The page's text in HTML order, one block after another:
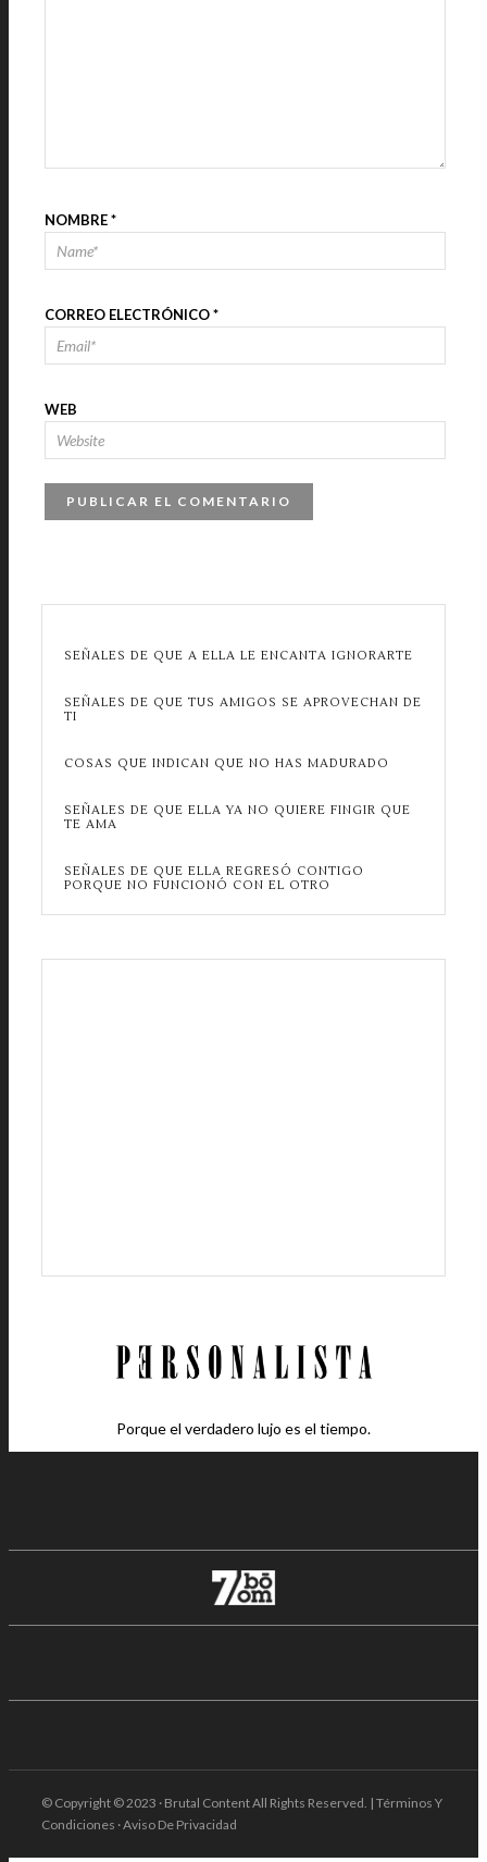
NOMBRE*
CORREO ELECTRÓNICO*
WEB
SEÑALES DE QUE A ELLA LE ENCANTA IGNORARTE
SEÑALES DE QUE TUS AMIGOS SE APROVECHAN DE
TI
COSAS QUE INDICAN QUE NO HAS MADURADO
SEÑALES DE QUE ELLA YA NO QUIERE FINGIR QUE
TE AMA
SEÑALES DE QUE ELLA REGRESÓ CONTIGO
PORQUE NO FUNCIONÓ CON EL OTRO
Porque el verdadero lujo es el tiempo.
© Copyright © 2023 · Brutal Content All Rights Reserved. | Términos Y
Condiciones · Aviso De Privacidad